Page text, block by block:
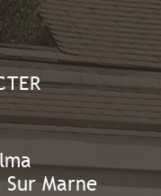
Sur Marne